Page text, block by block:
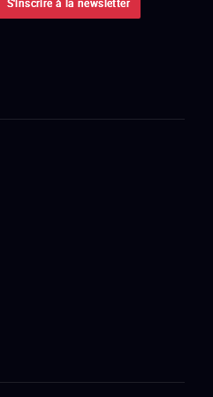
S'inscrire à la newsletter